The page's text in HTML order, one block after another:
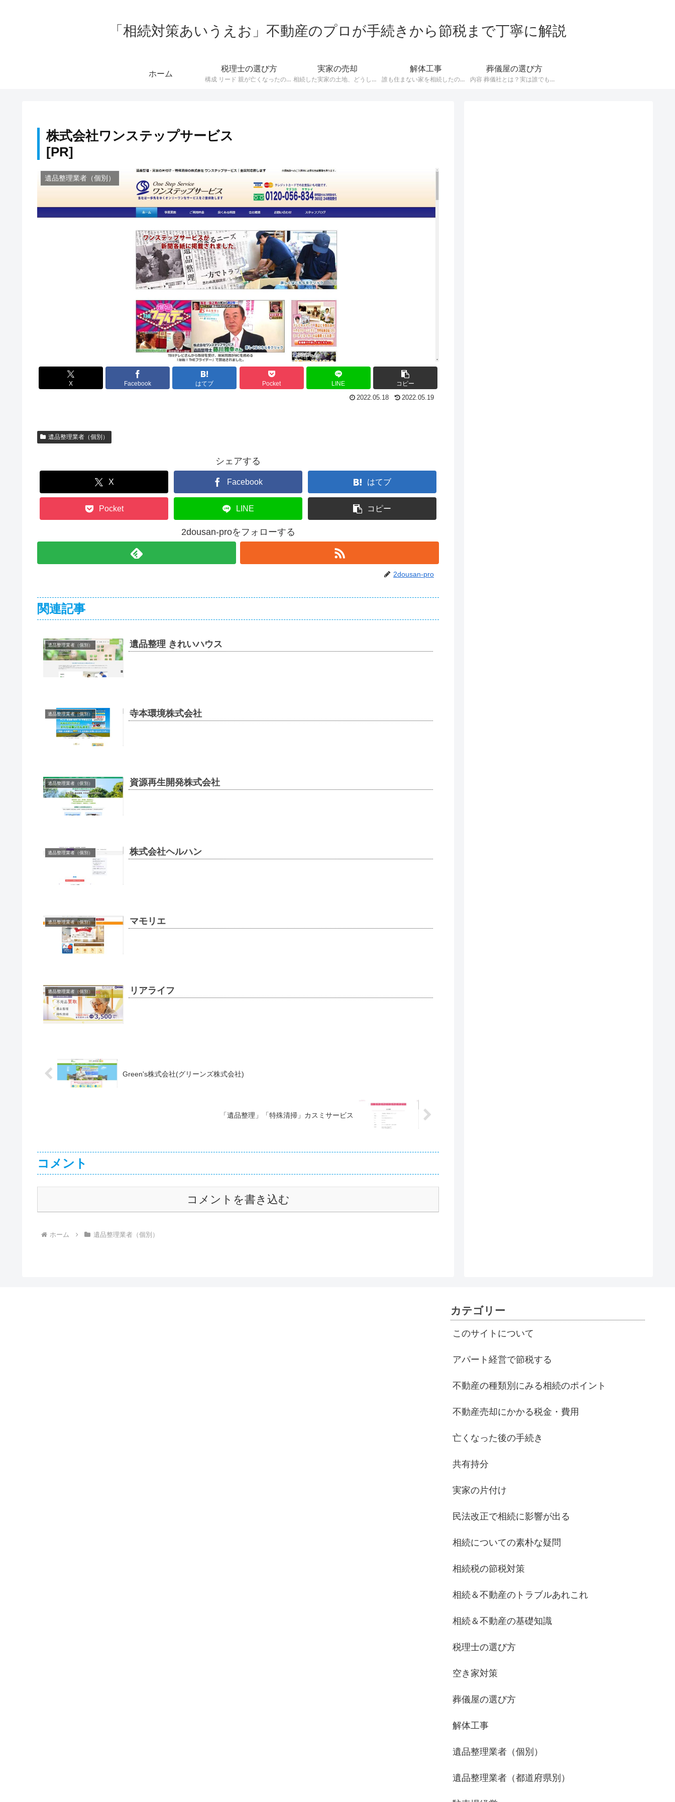
「相続対策あいうえお」不動産のプロが手続きから節税まで丁寧に解説
ホーム
税理士の選び方
構成 リード 親が亡くなったので相続について聞きたいんだけど、どうやって税理士を探せばいいの？ 普段から税理士と付き合いのある人は稀ですから、いざ相続となって問い合わせしたくても、誰に聞けばよいか分からないという人も多いですね。 今回は相続税の申告や税務相談をお願いする、税理士の選び方について解説しています。 税理士に相談するメリット 相続税の申告って自分でできないの？税理士に頼むと費用がかかるし…
実家の売却
相続した実家の土地、どうしよう…… 親が亡くなった悲しみが癒える間もなく、そんな難問が降りかかってきます。 私は不動産の専門家として、様々な相続の問題に立ち会ってきました。 その経験を元に、相続した不動産をトラブルなく売るにはどうしたら良いか？というポイントを解説していきたいと思います。 [st-mybox title=”相続した不動産はいくらで売れるの？” fontawesome=”fa-inf…
解体工事
誰も住まない家を相続したので取り壊したい！でも解体工事ってどこに依頼すればいいの？ とお悩みのあなたに、信頼できる解体業者の選び方について解説していきましょう。 悪徳な解体業者による契約トラブルが多いので、優良業者を選ぶには手間がかかります。 もし面倒なことをしている時間がないということなら、無料の一括見積りサービスを利用することをオススメします。 無料の解体工事一括見積りサービスをみる 解体しな…
葬儀屋の選び方
内容 葬儀社とは？実は誰でもできるんです 葬儀社とは亡くなった方のために、 葬儀の準備 会場の確保 葬儀当日の進行 などを行うサービス業です。 そんな人生の大切な場面をサポートする葬儀社ですが、実は特別な許認可が必要ないことはご存知ですか？ もし葬祭業をしたければ、誰でもできる仕事なのですね。 古くからある葬儀社でも、家族経営の小さい企業が多いです。 [caption id=”attachment…
株式会社ワンステップサービス
遺品整理業者（個別）
X Facebook はてブ Pocket LINE コピー
2022.05.18 2022.05.19
遺品整理業者（個別）
シェアする
X Facebook はてブ
Pocket LINE コピー
2dousan-proをフォローする
2dousan-pro
関連記事
遺品整理業者（個別） 遺品整理 きれいハウス
遺品整理業者（個別） 寺本環境株式会社
遺品整理業者（個別） 資源再生開発株式会社
遺品整理業者（個別） 株式会社ヘルハン
遺品整理業者（個別） マモリエ
遺品整理業者（個別） リアライフ
Green's株式会社(グリーンズ株式会社)
「遺品整理」「特殊清掃」カスミサービス
コメント
コメントを書き込む
ホーム 遺品整理業者（個別）
カテゴリー
このサイトについて
アパート経営で節税する
不動産の種類別にみる相続のポイント
不動産売却にかかる税金・費用
亡くなった後の手続き
共有持分
実家の片付け
民法改正で相続に影響が出る
相続についての素朴な疑問
相続税の節税対策
相続＆不動産のトラブルあれこれ
相続＆不動産の基礎知識
税理士の選び方
空き家対策
葬儀屋の選び方
解体工事
遺品整理業者（個別）
遺品整理業者（都道府県別）